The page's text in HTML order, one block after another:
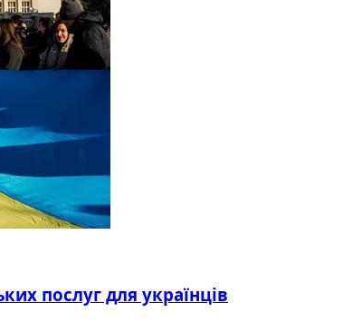
послуг для українців